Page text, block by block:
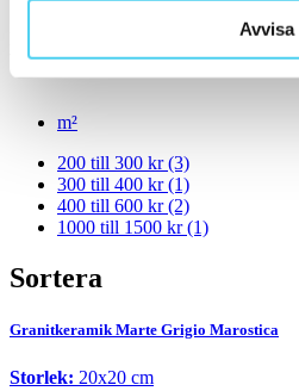
Avvisa
Välj en eller flera prisgrupper:
m²
200 till 300 kr(3)
300 till 400 kr(1)
400 till 600 kr(2)
1000 till 1500 kr(1)
Sortera
Granitkeramik Marte Grigio Marostica
Storlek: 20x20 cm